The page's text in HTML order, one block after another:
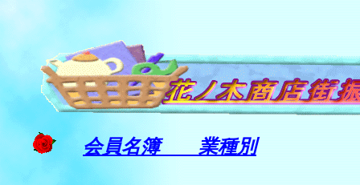
会員名簿 業種別